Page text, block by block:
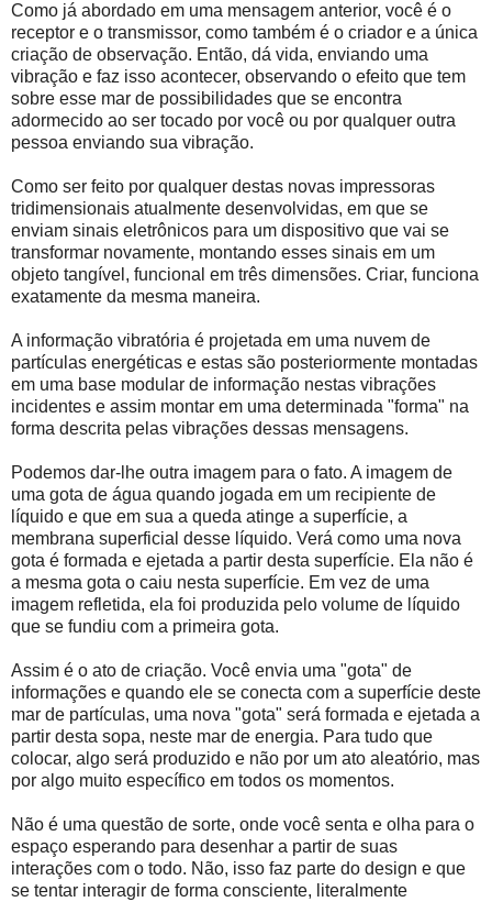
Como já abordado em uma mensagem anterior, você é o
receptor e o transmissor, como também é o criador e a única
criação de observação. Então, dá vida, enviando uma
vibração e faz isso acontecer, observando o efeito que tem
sobre esse mar de possibilidades que se encontra
adormecido ao ser tocado por você ou por qualquer outra
pessoa enviando sua vibração.
Como ser feito por qualquer destas novas impressoras
tridimensionais atualmente desenvolvidas, em que se
enviam sinais eletrônicos para um dispositivo que vai se
transformar novamente, montando esses sinais em um
objeto tangível, funcional em três dimensões. Criar, funciona
exatamente da mesma maneira.
A informação vibratória é projetada em uma nuvem de
partículas energéticas e estas são posteriormente montadas
em uma base modular de informação nestas vibrações
incidentes e assim montar em uma determinada "forma" na
forma descrita pelas vibrações dessas mensagens.
Podemos dar-lhe outra imagem para o fato. A imagem de
uma gota de água quando jogada em um recipiente de
líquido e que em sua a queda atinge a superfície, a
membrana superficial desse líquido. Verá como uma nova
gota é formada e ejetada a partir desta superfície. Ela não é
a mesma gota o caiu nesta superfície. Em vez de uma
imagem refletida, ela foi produzida pelo volume de líquido
que se fundiu com a primeira gota.
Assim é o ato de criação. Você envia uma "gota" de
informações e quando ele se conecta com a superfície deste
mar de partículas, uma nova "gota" será formada e ejetada a
partir desta sopa, neste mar de energia. Para tudo que
colocar, algo será produzido e não por um ato aleatório, mas
por algo muito específico em todos os momentos.
Não é uma questão de sorte, onde você senta e olha para o
espaço esperando para desenhar a partir de suas
interações com o todo. Não, isso faz parte do design e que
se tentar interagir de forma consciente, literalmente